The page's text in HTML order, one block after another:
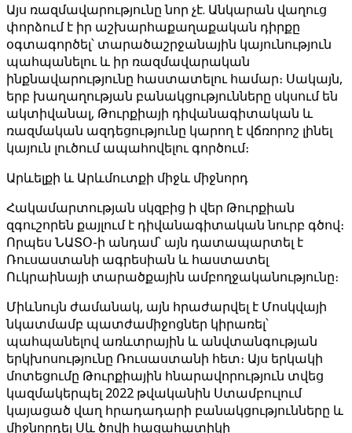
Այս ռազմավարությունը նոր չէ. Անկարան վաղուց
փորձում է իր աշխարհաքաղաքական դիրքը
օգտագործել՝ տարածաշրջանային կայունություն
պահպանելու և իր ռազմավարական
ինքնավարությունը հաստատելու համար։ Սակայն,
երբ խաղաղության բանակցությունները սկսում են
ակտիվանալ, Թուրքիայի դիվանագիտական և
ռազմական ազդեցությունը կարող է վճռորոշ լինել
կայուն լուծում ապահովելու գործում։
Արևելքի և Արևմուտքի միջև միջնորդ
Հակամարտության սկզբից ի վեր Թուրքիան
զգուշորեն քայլում է դիվանագիտական նուրբ գծով։
Որպես ՆԱՏՕ-ի անդամ՝ այն դատապարտել է
Ռուսաստանի ագրեսիան և հաստատել
Ուկրաինայի տարածքային ամբողջականությունը։
Միևնույն ժամանակ, այն հրաժարվել է Մոսկվայի
նկատմամբ պատժամիջոցներ կիրառել՝
պահպանելով առևտրային և անվտանգության
երկխոսությունը Ռուսաստանի հետ։ Այս երկակի
մոտեցումը Թուրքիային հնարավորություն տվեց
կազմակերպել 2022 թվականին Ստամբուլում
կայացած վաղ հրադադարի բանակցությունները և
միջնորդել Սև ծովի հացահատիկի